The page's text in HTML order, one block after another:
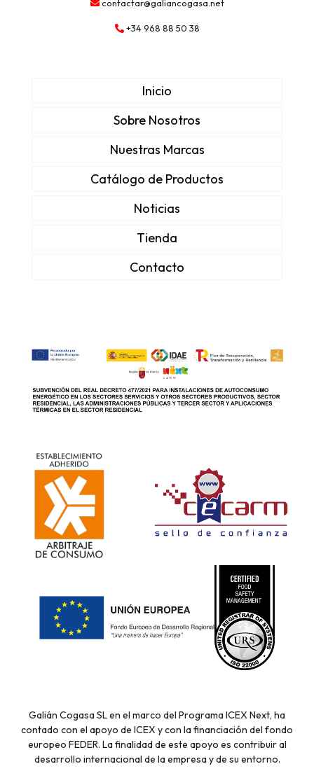
contactar@galiancogasa.net
+34 968 88 50 38
Inicio
Sobre Nosotros
Nuestras Marcas
Catálogo de Productos
Noticias
Tienda
Contacto
Galián Cogasa SL en el marco del Programa ICEX Next, ha
contado con el apoyo de ICEX y con la financiación del fondo
europeo FEDER. La finalidad de este apoyo es contribuir al
desarrollo internacional de la empresa y de su entorno.